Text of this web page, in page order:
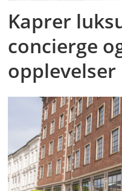
Kaprer
concierge
opplevelser